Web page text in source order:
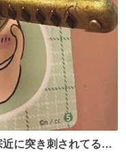
に突き刺されてるく